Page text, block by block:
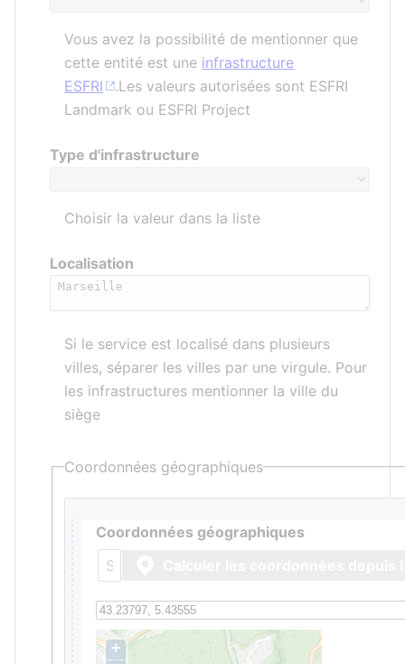
Vous avez la possibilité de mentionner que
cette entité est une infrastructure
ESFRI
.Les valeurs autorisées sont ESFRI
Landmark ou ESFRI Project
Type d'infrastructure
Choisir la valeur dans la liste
Localisation
Si le service est localisé dans plusieurs
villes, séparer les villes par une virgule. Pour
les infrastructures mentionner la ville du
siège
Coordonnées géographiques
Coordonnées géographiques
+